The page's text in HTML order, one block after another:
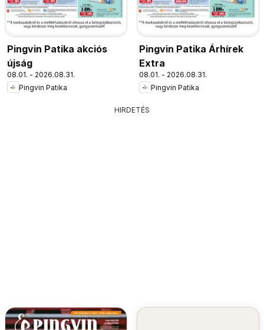
Pingvin Patika akciós
újság
08.01. - 2026.08.31.
Pingvin Patika
Pingvin Patika Árhírek
Extra
08.01. - 2026.08.31.
Pingvin Patika
HIRDETÉS